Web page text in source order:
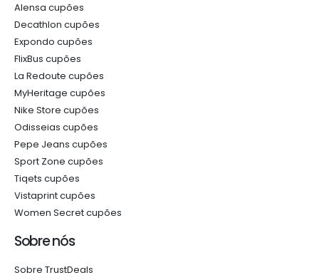
Alensa cupões
Decathlon cupões
Expondo cupões
FlixBus cupões
La Redoute cupões
MyHeritage cupões
Nike Store cupões
Odisseias cupões
Pepe Jeans cupões
Sport Zone cupões
Tiqets cupões
Vistaprint cupões
Women Secret cupões
Sobre nós
Sobre TrustDeals